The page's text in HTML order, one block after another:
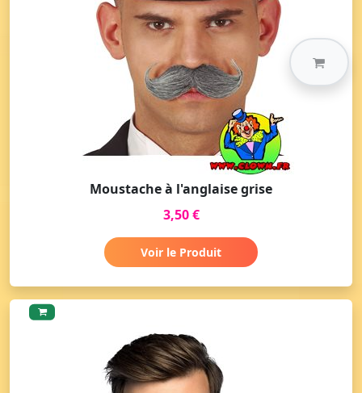
Moustache à l'anglaise grise
3,50 €
Voir le Produit